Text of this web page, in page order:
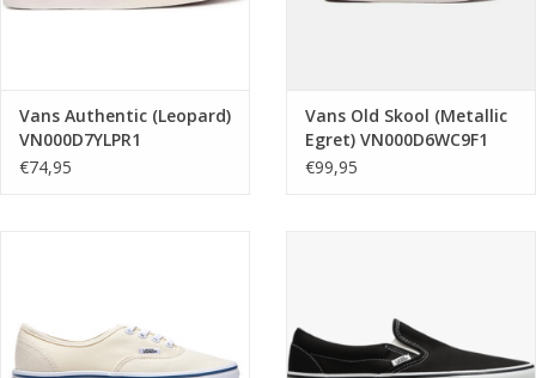
Vans Authentic (Leopard)
VN000D7YLPR1
€74,95
Vans Old Skool (Metallic
Egret) VN000D6WC9F1
€99,95